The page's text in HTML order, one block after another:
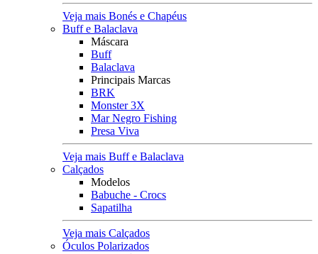
Veja mais Bonés e Chapéus
Buff e Balaclava
Máscara
Buff
Balaclava
Principais Marcas
BRK
Monster 3X
Mar Negro Fishing
Presa Viva
Veja mais Buff e Balaclava
Calçados
Modelos
Babuche - Crocs
Sapatilha
Veja mais Calçados
Óculos Polarizados